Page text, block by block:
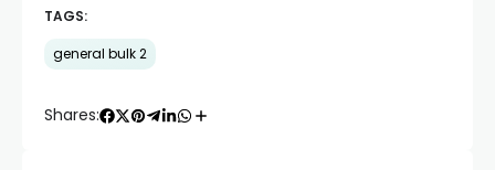
TAGS:
general bulk 2
Shares: